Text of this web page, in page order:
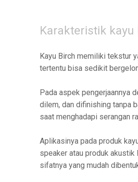
Karakteristik kayu
Kayu Birch memiliki tekstur
tertentu bisa sedikit
Pada aspek pengerjaannya
dilem, dan difinishing tanpa
saat menghadapi serangan
Aplikasinya pada produk
speaker atau produk akustik
sifatnya yang mudah